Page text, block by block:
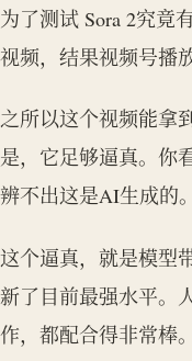
为了测试 Sora 2究竟
视频，结果视频号播
之所以这个视频能拿
是，它足够逼真。你
辨不出这是AI生成的。
这个逼真，就是模型
新了目前最强水平。
作，都配合得非常棒。